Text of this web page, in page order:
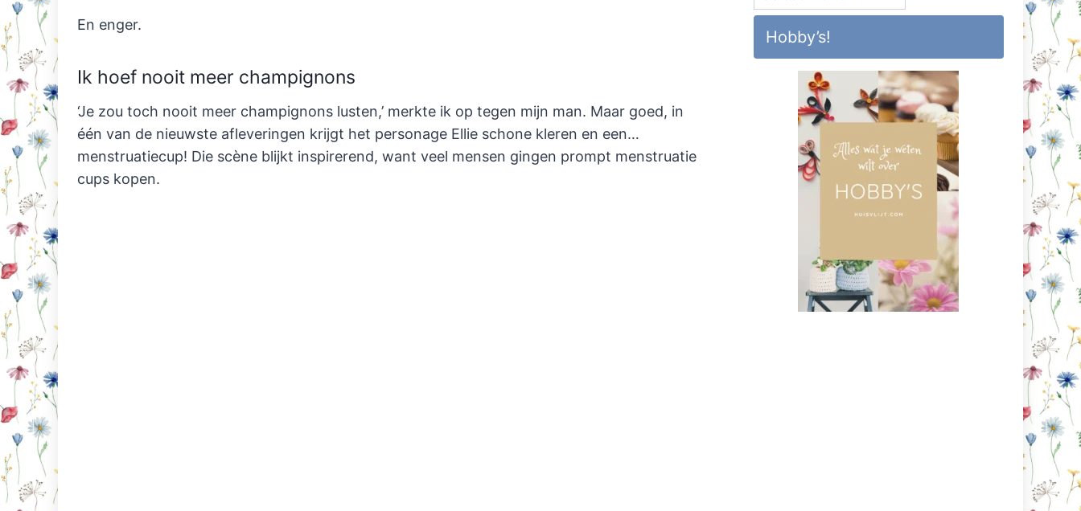
En enger.
Ik hoef nooit meer champignons
‘Je zou toch nooit meer champignons lusten,’ merkte ik op tegen mijn man. Maar goed, in
één van de nieuwste afleveringen krijgt het personage Ellie schone kleren en een…
menstruatiecup! Die scène blijkt inspirerend, want veel mensen gingen prompt menstruatie
cups kopen.
Hobby’s!